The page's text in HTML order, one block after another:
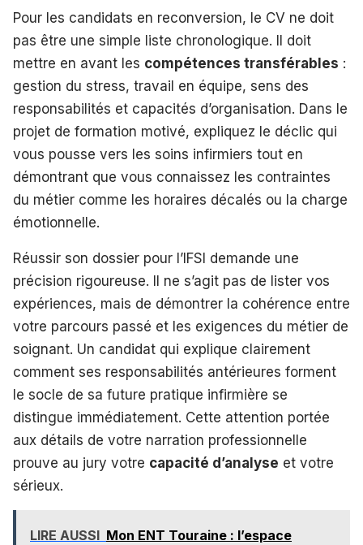
Pour les candidats en reconversion, le CV ne doit
pas être une simple liste chronologique. Il doit
mettre en avant les compétences transférables :
gestion du stress, travail en équipe, sens des
responsabilités et capacités d’organisation. Dans le
projet de formation motivé, expliquez le déclic qui
vous pousse vers les soins infirmiers tout en
démontrant que vous connaissez les contraintes
du métier comme les horaires décalés ou la charge
émotionnelle.
Réussir son dossier pour l’IFSI demande une
précision rigoureuse. Il ne s’agit pas de lister vos
expériences, mais de démontrer la cohérence entre
votre parcours passé et les exigences du métier de
soignant. Un candidat qui explique clairement
comment ses responsabilités antérieures forment
le socle de sa future pratique infirmière se
distingue immédiatement. Cette attention portée
aux détails de votre narration professionnelle
prouve au jury votre capacité d’analyse et votre
sérieux.
LIRE AUSSI Mon ENT Touraine : l’espace